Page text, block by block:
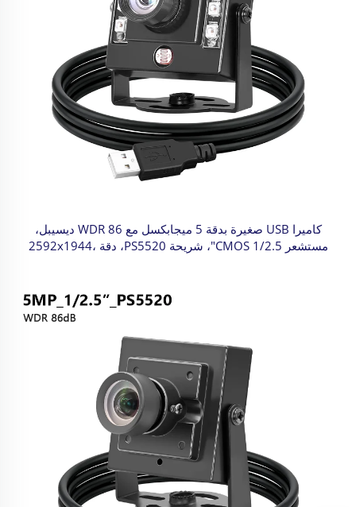
كاميرا USB صغيرة بدقة 5 ميجابكسل مع WDR 86 ديسيبل،
مستشعر CMOS 1/2.5"، شريحة PS5520، دقة 2592x1944،